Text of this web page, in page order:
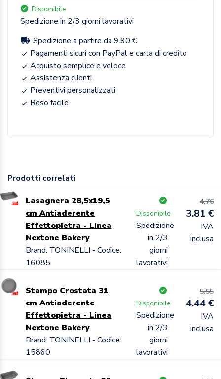
Disponibile
Spedizione in 2/3 giorni lavorativi
Spedizione a partire da 9.90 €
Pagamenti sicuri con PayPal e carta di credito
Acquisto semplice e veloce
Assistenza clienti
Preventivi personalizzati
Reso facile
Prodotti correlati
Lasagnera 28,5x19,5
cm Antiaderente
Effettopietra - Linea
Nextone Bakery
Brand: TONINELLI - Codice:
16085
Disponibile
Spedizione
in 2/3
giorni
lavorativi
4.76
3.81 €
IVA
inclusa
Stampo Crostata 31
cm Antiaderente
Effettopietra - Linea
Nextone Bakery
Brand: TONINELLI - Codice:
15860
Disponibile
Spedizione
in 2/3
giorni
lavorativi
5.55
4.44 €
IVA
inclusa